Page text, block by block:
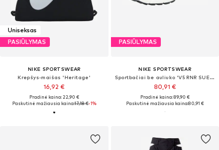
Uniseksas
PASIŪLYMAS
NIKE SPORTSWEAR
Krepšys-maišas 'Heritage'
16,92 €
Pradinė kaina: 22,90 €
Paskutinė mažiausia kaina:17,18 €-1%
PASIŪLYMAS
NIKE SPORTSWEAR
Sportbačiai be auliuko 'V5 RNR SUEDE 2'
80,91 €
Pradinė kaina: 89,90 €
Paskutinė mažiausia kaina:80,91 €